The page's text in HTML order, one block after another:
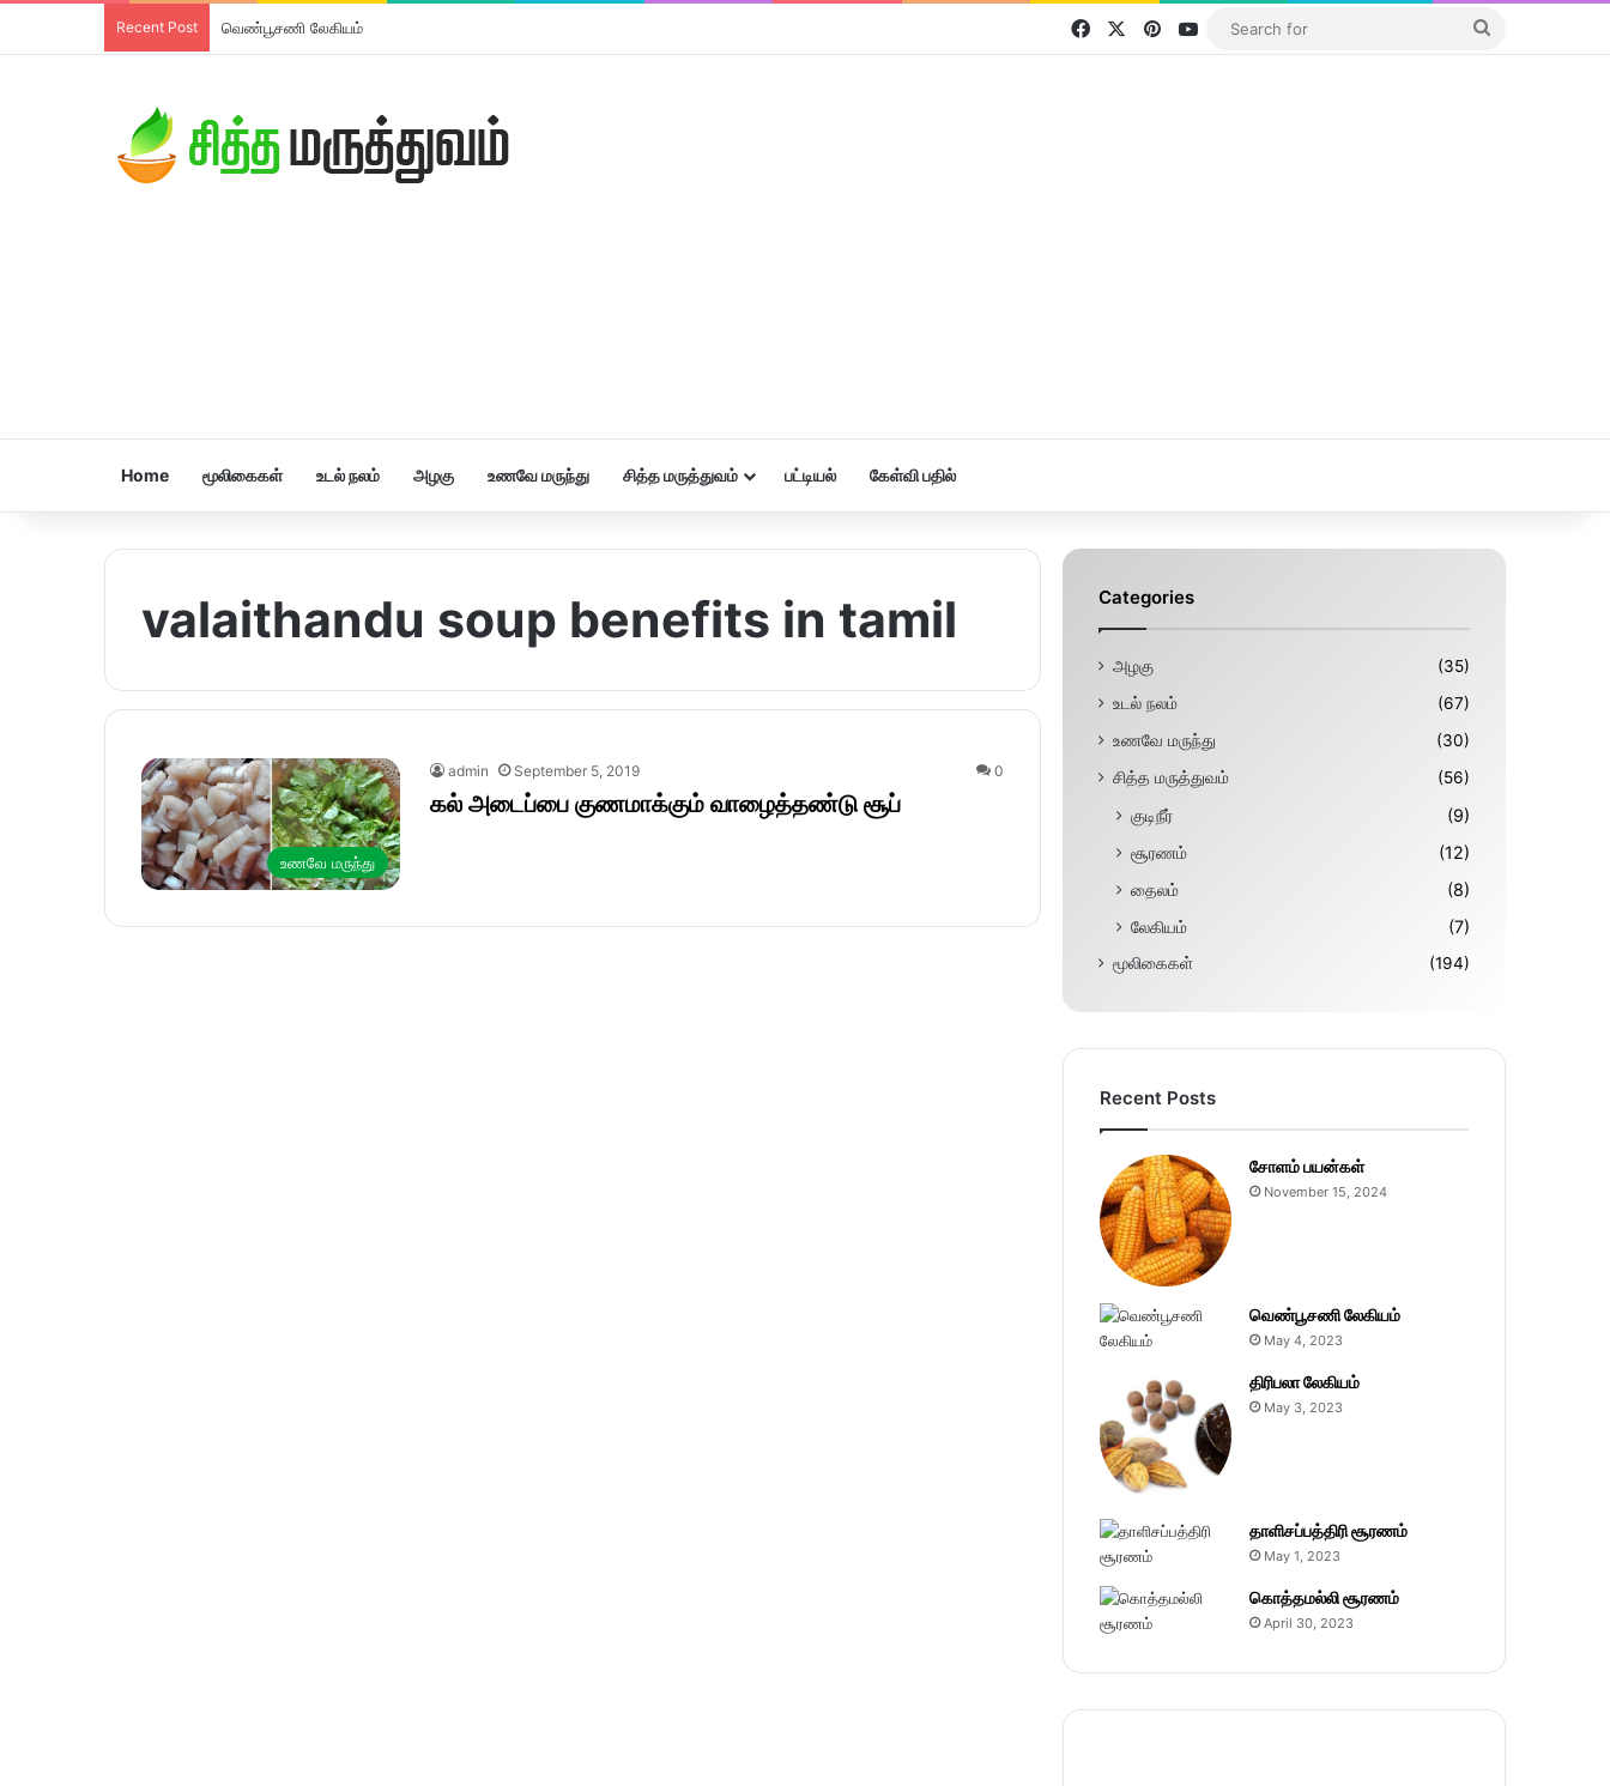
Recent Post வெண்பூசணி லேகியம் FacebookPinterestYouTube
Home மூலிகைகள் உடல் நலம் அழகு உணவே மருந்து சித்த மருத்துவம் பட்டியல் கேள்வி பதில்
valaithandu soup benefits in tamil
உணவே மருந்து
admin September 5, 2019 0
கல் அடைப்பை குணமாக்கும் வாழைத்தண்டு சூப்
Categories
அழகு
(35)
உடல் நலம்
(67)
உணவே மருந்து
(30)
சித்த மருத்துவம்
(56)
குடிநீர்
(9)
சூரணம்
(12)
தைலம்
(8)
லேகியம்
(7)
மூலிகைகள் (194)
Recent Posts
சோளம் பயன்கள்
November 15, 2024
வெண்பூசணி லேகியம்
May 4, 2023
திரிபலா லேகியம்
May 3, 2023
தாளிசப்பத்திரி சூரணம்
May 1, 2023
கொத்தமல்லி சூரணம்
April 30, 2023